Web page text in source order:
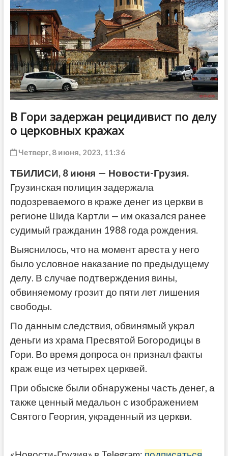
В Гори задержан рецидивист по делу
о церковных кражах
Четверг, 8 июня, 2023, 11:36
ТБИЛИСИ, 8 июня — Новости-Грузия.
Грузинская полиция задержала
подозреваемого в краже денег из церкви в
регионе Шида Картли — им оказался ранее
судимый гражданин 1988 года рождения.
Выяснилось, что на момент ареста у него
было условное наказание по предыдущему
делу. В случае подтверждения вины,
обвиняемому грозит до пяти лет лишения
свободы.
По данным следствия, обвинямый украл
деньги из храма Пресвятой Богородицы в
Гори. Во время допроса он признал факты
краж еще из четырех церквей.
При обыске были обнаружены часть денег, а
также ценный медальон с изображением
Святого Георгия, украденный из церкви.